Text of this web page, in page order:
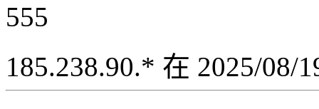
555
185.238.90.* 在 2025/08/